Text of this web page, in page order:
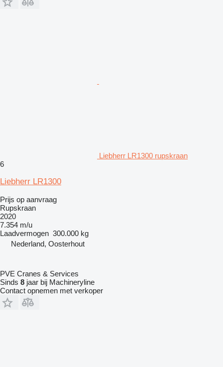
Liebherr LR1300 rupskraan
6
Liebherr LR1300
Prijs op aanvraag
Rupskraan
2020
7.354 m/u
Laadvermogen 300.000 kg
Nederland, Oosterhout
PVE Cranes & Services
Sinds 8 jaar bij Machineryline
Contact opnemen met verkoper